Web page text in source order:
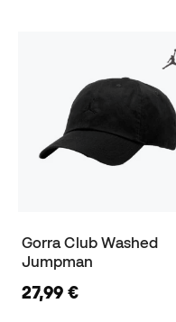
Gorra Club Washed
Jumpman
27,99 €